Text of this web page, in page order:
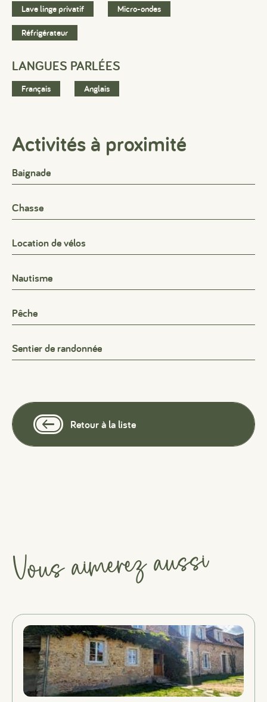
Lave linge privatif Micro-ondes
Réfrigérateur
LANGUES PARLÉES
Français Anglais
Activités à proximité
Baignade
Chasse
Location de vélos
Nautisme
Pêche
Sentier de randonnée
Retour à la liste
Vous aimerez aussi